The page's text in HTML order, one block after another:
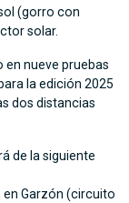
(gorro con
solar.
nueve pruebas
la edición 2025
dos distancias
de la siguiente
en Garzón (circuito